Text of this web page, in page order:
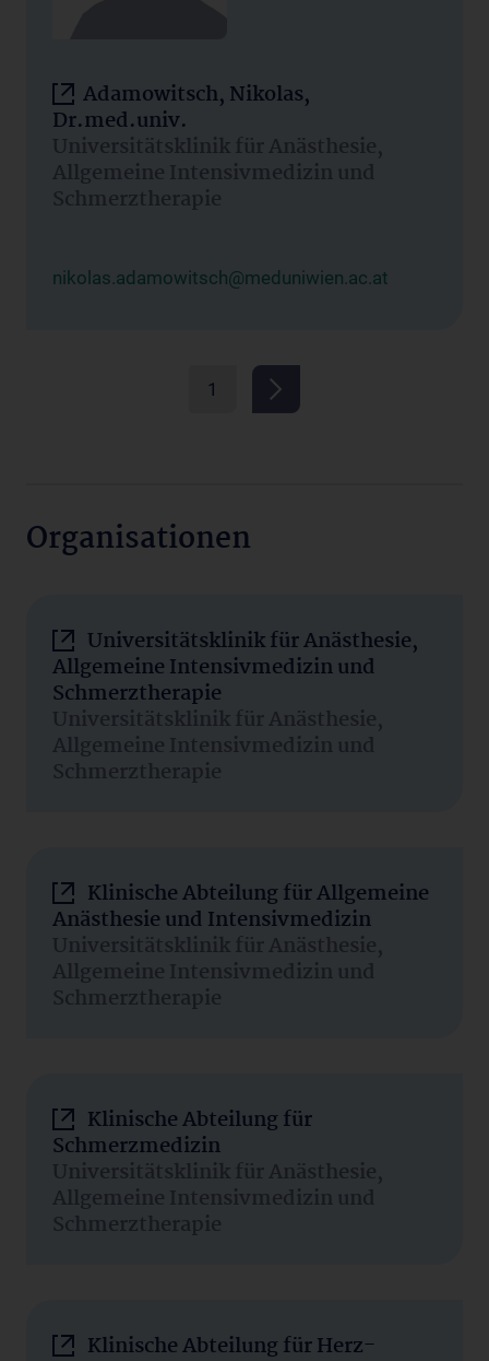
Adamowitsch, Nikolas,
Dr.med.univ.
Universitätsklinik für Anästhesie,
Allgemeine Intensivmedizin und
Schmerztherapie
nikolas.adamowitsch@meduniwien.ac.at
1
Organisationen
Universitätsklinik für Anästhesie,
Allgemeine Intensivmedizin und
Schmerztherapie
Universitätsklinik für Anästhesie,
Allgemeine Intensivmedizin und
Schmerztherapie
Klinische Abteilung für Allgemeine
Anästhesie und Intensivmedizin
Universitätsklinik für Anästhesie,
Allgemeine Intensivmedizin und
Schmerztherapie
Klinische Abteilung für
Schmerzmedizin
Universitätsklinik für Anästhesie,
Allgemeine Intensivmedizin und
Schmerztherapie
Klinische Abteilung für Herz-